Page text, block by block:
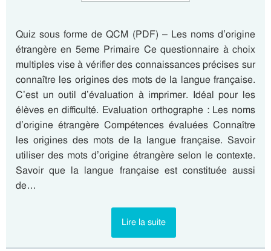
Quiz sous forme de QCM (PDF) – Les noms d’origine
étrangère en 5eme Primaire Ce questionnaire à choix
multiples vise à vérifier des connaissances précises sur
connaître les origines des mots de la langue française.
C’est un outil d’évaluation à imprimer. Idéal pour les
élèves en difficulté. Evaluation orthographe : Les noms
d’origine étrangère Compétences évaluées Connaître
les origines des mots de la langue française. Savoir
utiliser des mots d’origine étrangère selon le contexte.
Savoir que la langue française est constituée aussi
de…
Lire la suite